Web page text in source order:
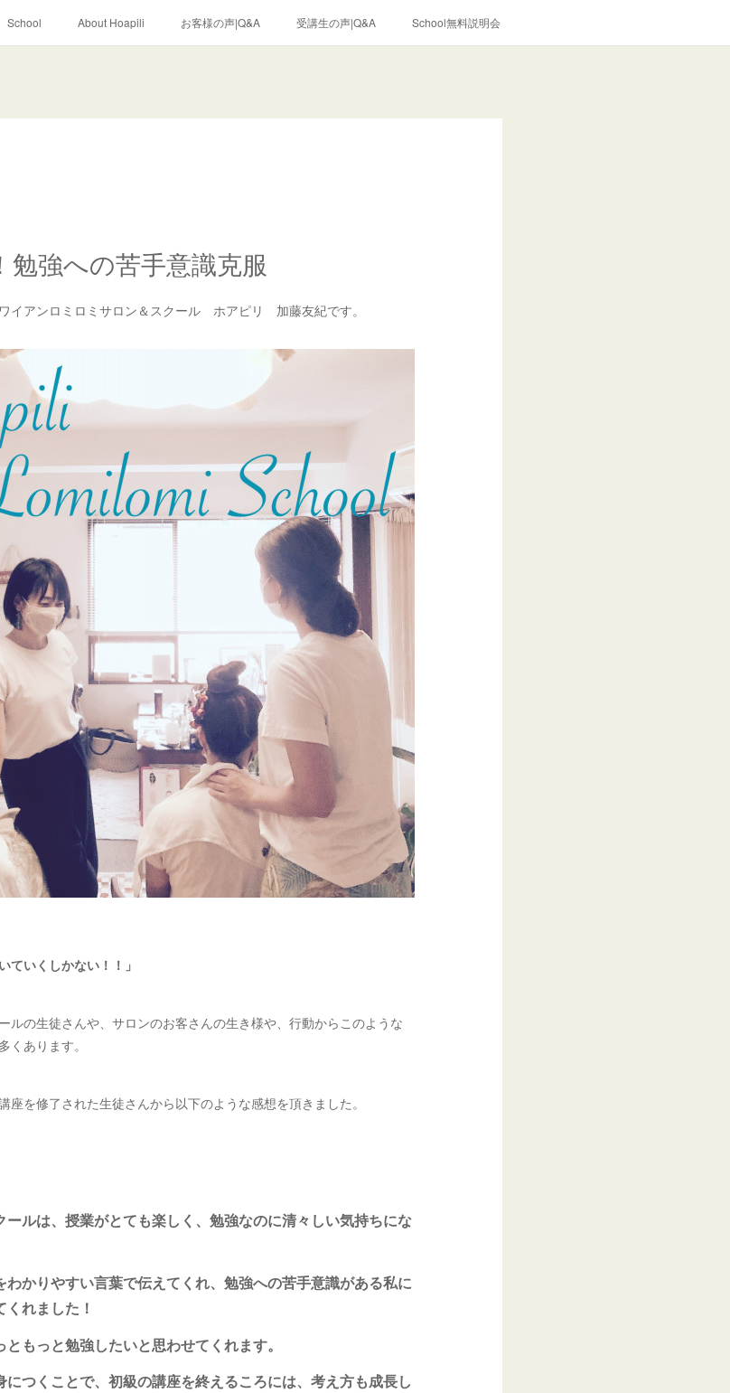
School About Hoapili お客様の声|Q&A 受講生の声|Q&A School無料説明会
勉強への苦手意識克服
アンロミロミサロン＆スクール ホアピリ 加藤友紀です。
ていくしかない！！」
ルの生徒さんや、サロンのお客さんの生き様や、行動からこのような
くあります。
座を修了された生徒さんから以下のような感想を頂きました。
ールは、授業がとても楽しく、勉強なのに清々しい気持ちにな
わかりやすい言葉で伝えてくれ、勉強への苦手意識がある私に
れました！
もっと勉強したいと思わせてくれます。
つくことで、初級の講座を終えるころには、考え方も成長し